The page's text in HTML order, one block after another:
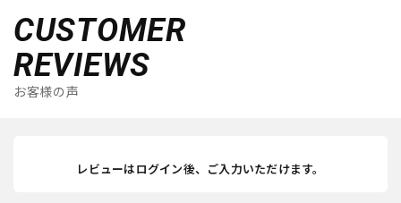
CUSTOMER
REVIEWS
お客様の声
レビューはログイン後、ご入力いただけます。